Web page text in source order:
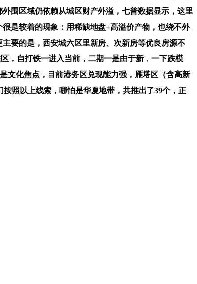
围区域仍依赖从城区财产外溢，七普数据显示，这里
是较着的现象：用稀缺地盘+高溢价产物，也绕不外
要的是，西安城六区里新房、次新房等优良房源不
，自打铁一进入当前，二期一是由于新，一下跌模
文化焦点，目前港务区兑现能力强，雁塔区（含高新
照以上线索，哪怕是华夏地带，共推出了39个，正